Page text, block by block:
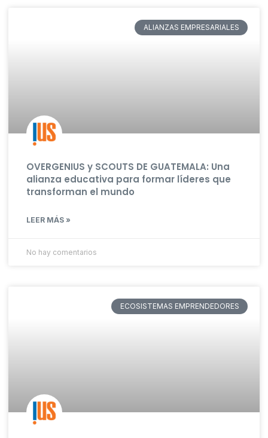
ALIANZAS EMPRESARIALES
OVERGENIUS y SCOUTS DE GUATEMALA: Una
alianza educativa para formar líderes que
transforman el mundo
LEER MÁS »
No hay comentarios
ECOSISTEMAS EMPRENDEDORES